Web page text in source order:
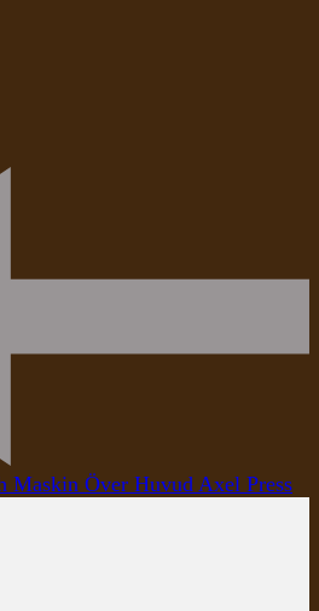
Maskin Över Huvud Axel Press